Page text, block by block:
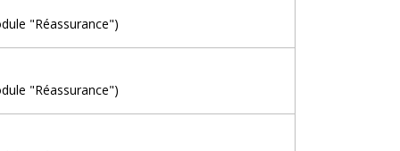
"Réassurance")
"Réassurance")